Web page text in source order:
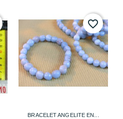
BRACELET ANGELITE EN...
favorite_border